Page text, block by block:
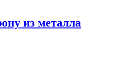
из металла